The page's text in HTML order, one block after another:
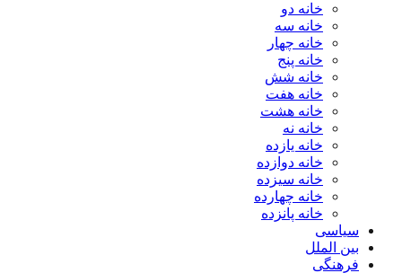
خانه دو
خانه سه
خانه چهار
خانه پنج
خانه شش
خانه هفت
خانه هشت
خانه نه
خانه یازده
خانه دوازده
خانه سیزده
خانه چهارده
خانه پانزده
سیاسی
بین الملل
فرهنگی